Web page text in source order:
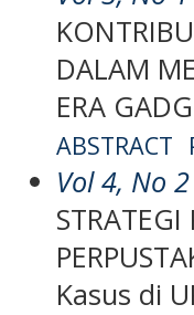
DALAM
ERA
ABSTRACT
Vol 4, No
Kasus di